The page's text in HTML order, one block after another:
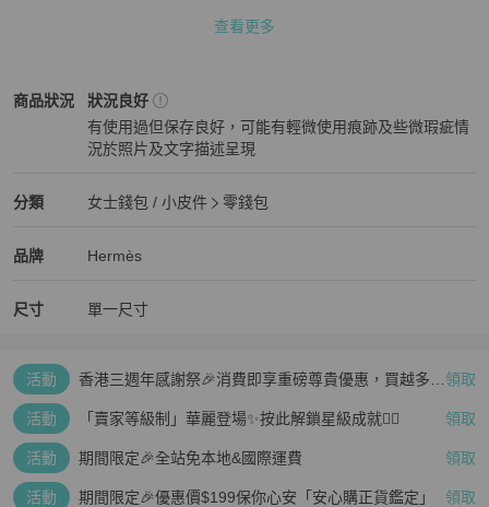
尺寸小巧，隨手放口袋或包包都OK，藍色外觀超百搭，簡約風格愛
📌貨源來自日本已認證的中古店及精品市場
📌商品皆為實拍，不使用濾鏡，已盡力呈現！
📌中古商品皆有歲月痕跡，難免配備不齊，都已盡力陳述在圖片及內
📌其他平台同步販售，下單前請先詢問商品是否還在呦～
📌新竹實體店面，購買安心
查看更多
商品狀況
Hermès女士錢包 / 小皮件
狀況良好
有使用過但保存良好，可能有輕微使用痕跡及些微瑕疵情
況於照片及文字描述呈現
分類
Hermès 女士錢包 / 小皮件分類資訊
女士錢包 / 小皮件
零錢包
品牌
Hermès 精品女士錢包 / 小皮件
Hermès
Hermès 推薦清單
尺寸 單一尺寸
活動
香港三週年感謝祭🎉消費即享重磅尊貴優惠，買越多、 領取
活動 「賣家等級制」華麗登場✨按此解鎖星級成就👆🏻 領取
活動 期間限定🎉全站免本地&國際運費 領取
活動 期間限定🎉優惠價$199保你心安「安心購正貨鑑定」 領取